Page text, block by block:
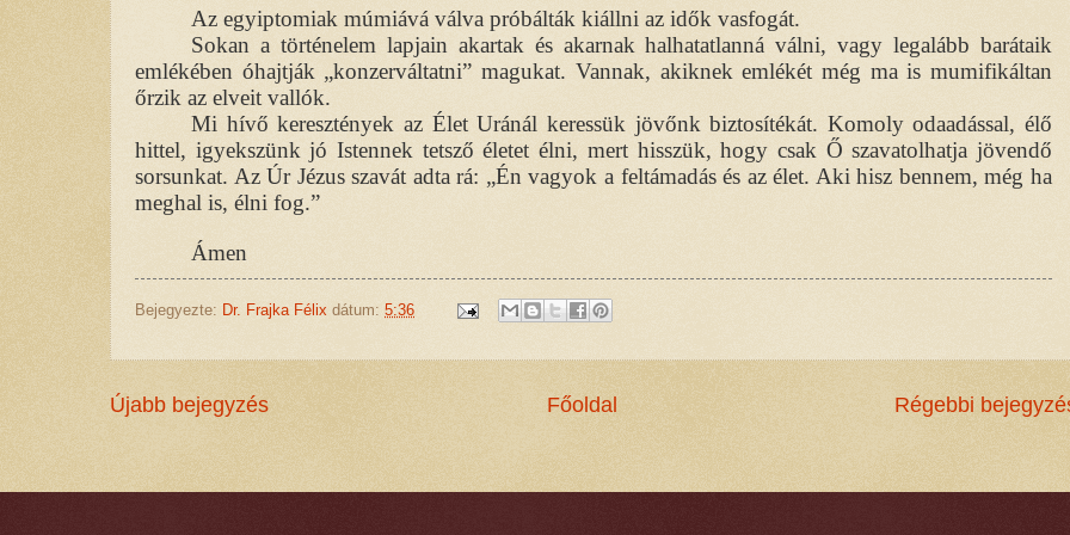
Az egyiptomiak múmiává válva próbálták kiállni az idők vasfogát.
Sokan a történelem lapjain akartak és akarnak halhatatlanná válni, vagy legalább barátaik
emlékében óhajtják „konzerváltatni” magukat. Vannak, akiknek emlékét még ma is mumifikáltan
őrzik az elveit vallók.
Mi hívő keresztények az Élet Uránál keressük jövőnk biztosítékát. Komoly odaadással, élő
hittel, igyekszünk jó Istennek tetsző életet élni, mert hisszük, hogy csak Ő szavatolhatja jövendő
sorsunkat. Az Úr Jézus szavát adta rá: „Én vagyok a feltámadás és az élet. Aki hisz bennem, még ha
meghal is, élni fog.”
Ámen
Bejegyezte: Dr. Frajka Félix dátum: 5:36
Újabb bejegyzés Régebbi
Főoldal